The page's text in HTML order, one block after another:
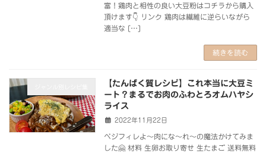
富！鶏肉と相性の良い大豆粉はコチラから購入
頂けます👇 リンク 鶏肉は繊維に逆らいながら
適当な […]
続きを読む
【たんぱく質レシピ】これ本当に大豆ミ
ート？まるでお肉のふわとろオムハヤシ
ライス
2022年11月22日
ベジフィレよ～肉にな～れ～の魔法かけてみま
した🤗 材料 生卵お取り寄せ 生たまご 送料無料